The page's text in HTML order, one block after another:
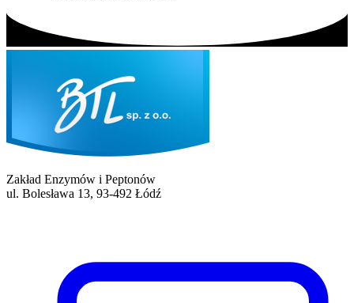
Zakład Enzymów i Peptonów
ul. Bolesława 13, 93-492 Łódź